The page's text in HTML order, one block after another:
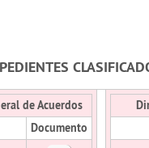
de Acuerdos
Documento